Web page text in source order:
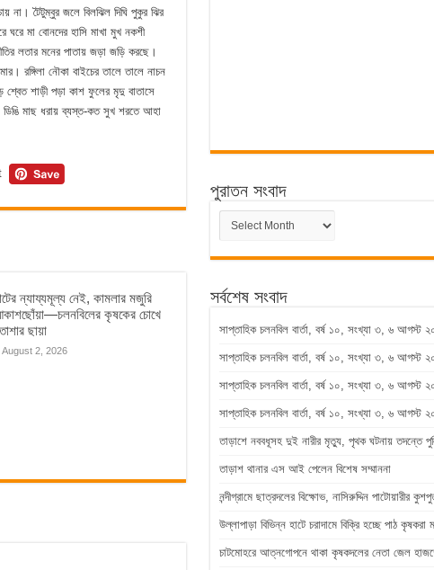
না। টৈটুম্বুর জলে বিলঝিল দিঘি পুকুর ঝির
ঘরে মা বোনদের হাসি মাখা মুখ নকশী
লতার মনের পাতায় জড়া জড়ি করছে।
রঙ্গিলা নৌকা বাইচের তালে তালে নাচন
শ্বেত শাড়ী পড়া কাশ ফুলের মৃদু বাতাসে
মাছ ধরায় ব্যস্ত-কত সুখ শরতে আহা
ন্যায্যমূল্য নেই, কামলার মজুরি
কৃষকের চোখে
ছায়া
August 2, 2026
পুরাতন সংবাদ
পুরাতন
সংবাদ
সর্বশেষ সংবাদ
সাপ্তাহিক চলনবিল বার্তা, বর্ষ ১০, সংখ্যা ৩, ৬ আগস্ট
সাপ্তাহিক চলনবিল বার্তা, বর্ষ ১০, সংখ্যা ৩, ৬ আগস্ট
সাপ্তাহিক চলনবিল বার্তা, বর্ষ ১০, সংখ্যা ৩, ৬ আগস্ট
সাপ্তাহিক চলনবিল বার্তা, বর্ষ ১০, সংখ্যা ৩, ৬ আগস্ট
তাড়াশে নববধূসহ দুই নারীর মৃত্যু, পৃথক ঘটনায় তদন্তে
তাড়াশ থানার এস আই পেলেন বিশেষ সম্মাননা
নন্দীগ্রামে ছাত্রদলের বিক্ষোভ, নাসিরুদ্দিন পাটোয়ারীর
উল্লাপাড়া বিভিন্ন হাটে চরাদামে বিক্রি হচ্ছে পাঠ কৃষকরা
চাটমোহরে আত্নগোপনে থাকা কৃষকদলের নেতা জেল